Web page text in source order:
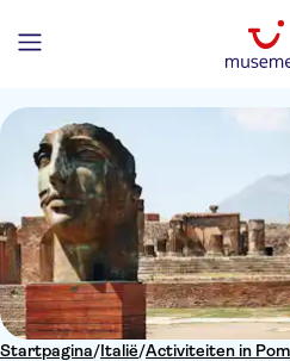
Startpagina/Italië/Activiteiten in